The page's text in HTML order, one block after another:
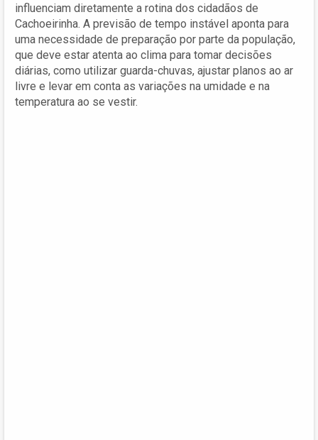
influenciam diretamente a rotina dos cidadãos de
Cachoeirinha. A previsão de tempo instável aponta para
uma necessidade de preparação por parte da população,
que deve estar atenta ao clima para tomar decisões
diárias, como utilizar guarda-chuvas, ajustar planos ao ar
livre e levar em conta as variações na umidade e na
temperatura ao se vestir.